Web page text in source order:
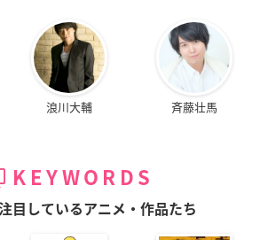
浪川大輔 斉藤壮馬
KEYWORDS
目しているアニメ・作品たち